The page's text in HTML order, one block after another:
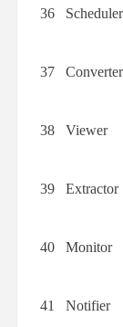
36 Scheduler
37 Converter
38 Viewer
39 Extractor
40 Monitor
41 Notifier